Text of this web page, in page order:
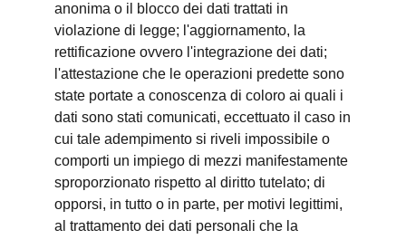
anonima o il blocco dei dati trattati in
violazione di legge; l'aggiornamento, la
rettificazione ovvero l'integrazione dei dati;
l'attestazione che le operazioni predette sono
state portate a conoscenza di coloro ai quali i
dati sono stati comunicati, eccettuato il caso in
cui tale adempimento si riveli impossibile o
comporti un impiego di mezzi manifestamente
sproporzionato rispetto al diritto tutelato; di
opporsi, in tutto o in parte, per motivi legittimi,
al trattamento dei dati personali che la